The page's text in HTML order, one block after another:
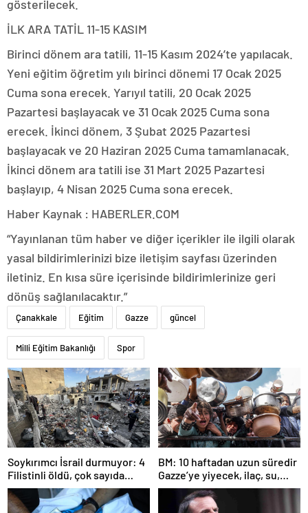
gösterilecek.
İLK ARA TATİL 11-15 KASIM
Birinci dönem ara tatili, 11-15 Kasım 2024’te yapılacak.
Yeni eğitim öğretim yılı birinci dönemi 17 Ocak 2025
Cuma sona erecek. Yarıyıl tatili, 20 Ocak 2025
Pazartesi başlayacak ve 31 Ocak 2025 Cuma sona
erecek. İkinci dönem, 3 Şubat 2025 Pazartesi
başlayacak ve 20 Haziran 2025 Cuma tamamlanacak.
İkinci dönem ara tatili ise 31 Mart 2025 Pazartesi
başlayıp, 4 Nisan 2025 Cuma sona erecek.
Haber Kaynak : HABERLER.COM
“Yayınlanan tüm haber ve diğer içerikler ile ilgili olarak
yasal bildirimlerinizi bize iletişim sayfası üzerinden
iletiniz. En kısa süre içerisinde bildirimlerinize geri
dönüş sağlanılacaktır.”
Çanakkale Eğitim Gazze güncel
Milli Eğitim Bakanlığı Spor
Soykırımcı İsrail durmuyor: 4
Filistinli öldü, çok sayıda
yaralı var
BM: 10 haftadan uzun süredir
Gazze’ye yiyecek, ilaç, su,
çadır girmedi